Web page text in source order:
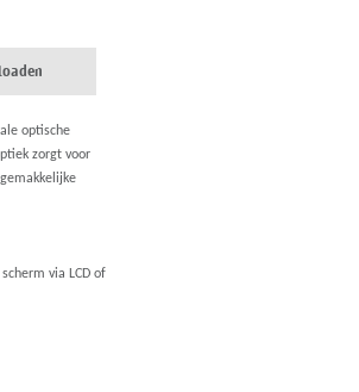
optische
zorgt voor
via LCD of